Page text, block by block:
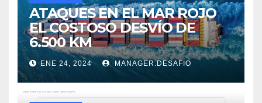
ATAQUES EN EL MAR ROJO
EL COSTOSO DESVÍO DE
6.500 KM
ENE 24, 2024 MANAGER.DESAFIO